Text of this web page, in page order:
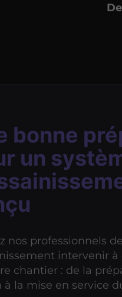
bonne
un
nos professionnels de
intervenir
chantier : de la
à la mise en service